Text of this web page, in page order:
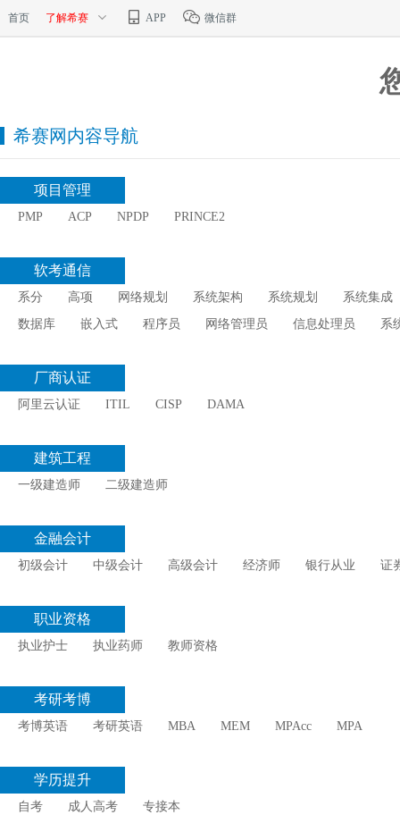
首页 了解希赛 APP 微信群
希赛网内容导航
项目管理
PMP ACP NPDP PRINCE2
软考通信
系分 高项 网络规划 系统架构 系统规划
系统集成
数据库
嵌入式 程序员 网络管理员 信息处理员 系
厂商认证
阿里云认证 ITIL CISP DAMA
建筑工程
一级建造师 二级建造师
金融会计
初级会计 中级会计 高级会计 经济师 银行从业 证
职业资格
执业护士 执业药师 教师资格
考研考博
考博英语 考研英语 MBA MEM MPAcc MPA
学历提升
自考 成人高考 专接本